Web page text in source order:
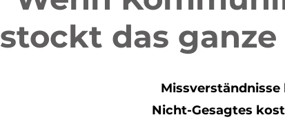
stockt das
Missverständnisse
Nicht-Gesagtes